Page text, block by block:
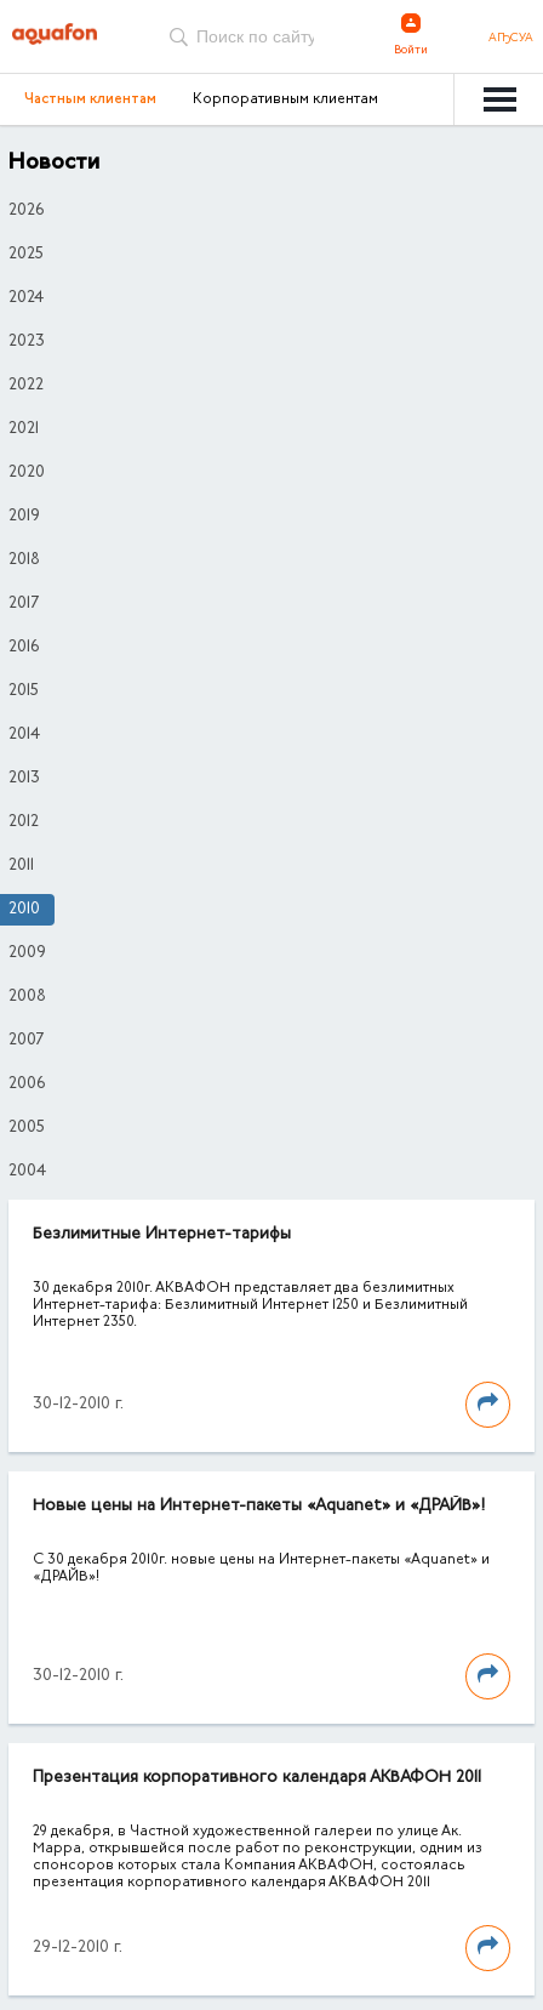
Войти
АҦСУА
Частным клиентам Корпоративным клиентам
Новости
2026
2025
2024
2023
2022
2021
2020
2019
2018
2017
2016
2015
2014
2013
2012
2011
2010
2009
2008
2007
2006
2005
2004
Безлимитные Интернет-тарифы
30 декабря 2010г. АКВАФОН представляет два безлимитных
Интернет-тарифа: Безлимитный Интернет 1250 и Безлимитный
Интернет 2350.
30-12-2010 г.
Новые цены на Интернет-пакеты «Aquanet» и «ДРАЙВ»!
С 30 декабря 2010г. новые цены на Интернет-пакеты «Aquanet» и
«ДРАЙВ»!
30-12-2010 г.
Презентация корпоративного календаря АКВАФОН 2011
29 декабря, в Частной художественной галереи по улице Ак.
Марра, открывшейся после работ по реконструкции, одним из
спонсоров которых стала Компания АКВАФОН, состоялась
презентация корпоративного календаря АКВАФОН 2011
29-12-2010 г.